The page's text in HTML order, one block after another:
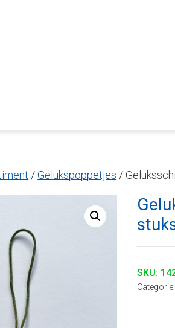
/Gelukspoppetjes /
SKU:
Categorie: